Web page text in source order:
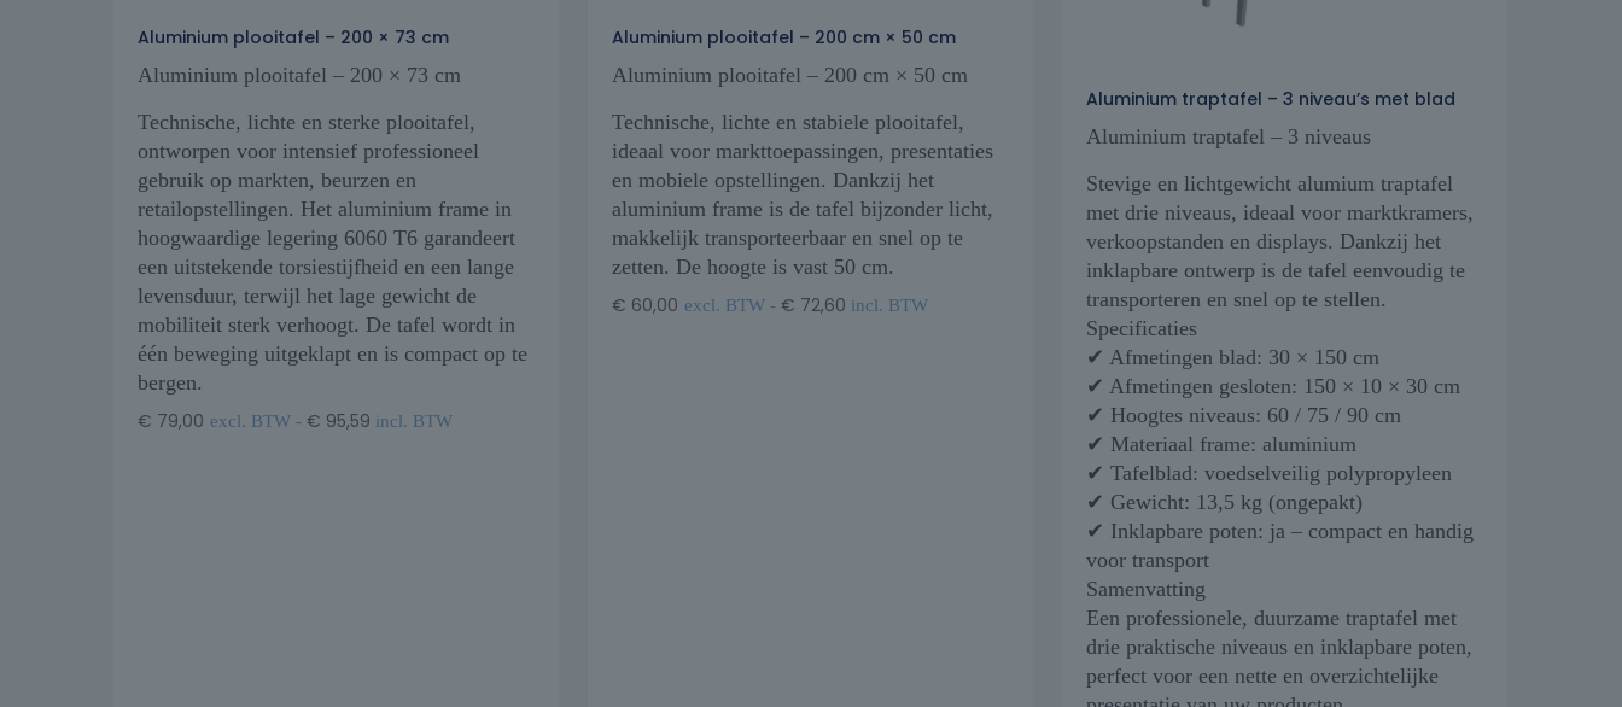
Aluminium plooitafel – 200 × 73 cm
Aluminium plooitafel – 200 × 73 cm
Technische, lichte en sterke plooitafel,
ontworpen voor intensief professioneel
gebruik op markten, beurzen en
retailopstellingen. Het aluminium frame in
hoogwaardige legering 6060 T6 garandeert
een uitstekende torsiestijfheid en een lange
levensduur, terwijl het lage gewicht de
mobiliteit sterk verhoogt. De tafel wordt in
één beweging uitgeklapt en is compact op te
bergen.
€ 79,00 excl. BTW - € 95,59 incl. BTW
Aluminium plooitafel – 200 cm × 50 cm
Aluminium plooitafel – 200 cm × 50 cm
Technische, lichte en stabiele plooitafel,
ideaal voor markttoepassingen, presentaties
en mobiele opstellingen. Dankzij het
aluminium frame is de tafel bijzonder licht,
makkelijk transporteerbaar en snel op te
zetten. De hoogte is vast 50 cm.
€ 60,00 excl. BTW - € 72,60 incl. BTW
Aluminium traptafel – 3 niveau’s met blad
Aluminium traptafel – 3 niveaus
Stevige en lichtgewicht alumium traptafel
met drie niveaus, ideaal voor marktkramers,
verkoopstanden en displays. Dankzij het
inklapbare ontwerp is de tafel eenvoudig te
transporteren en snel op te stellen.
Specificaties
✔ Afmetingen blad: 30 × 150 cm
✔ Afmetingen gesloten: 150 × 10 × 30 cm
✔ Hoogtes niveaus: 60 / 75 / 90 cm
✔ Materiaal frame: aluminium
✔ Tafelblad: voedselveilig polypropyleen
✔ Gewicht: 13,5 kg (ongepakt)
✔ Inklapbare poten: ja – compact en handig
voor transport
Samenvatting
Een professionele, duurzame traptafel met
drie praktische niveaus en inklapbare poten,
perfect voor een nette en overzichtelijke